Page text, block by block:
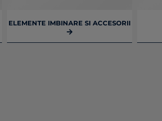
ELEMENTE IMBINARE SI ACCESORII